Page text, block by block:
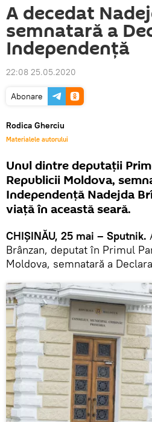
A decedat
semnatară a
Independență
22:08 25.05.2020
Abonare
Rodica Gherciu
Materialele autorului
Unul dintre deputații
Republicii Moldova,
Independență Nadejda
viață în această seară.
CHIȘINĂU, 25 mai – Sputnik.
Brânzan, deputat în Primul
Moldova, semnatară a